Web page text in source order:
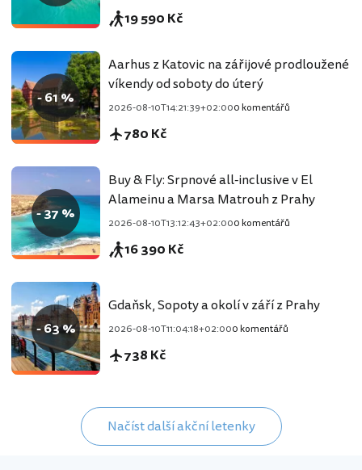
19 590 Kč
- 61 %
Aarhus z Katovic na zářijové prodloužené
víkendy od soboty do úterý
2026-08-10T14:21:39+02:000 komentářů
780 Kč
- 37 %
Buy & Fly: Srpnové all-inclusive v El
Alameinu a Marsa Matrouh z Prahy
2026-08-10T13:12:43+02:000 komentářů
16 390 Kč
- 63 %
Gdaňsk, Sopoty a okolí v září z Prahy
2026-08-10T11:04:18+02:000 komentářů
738 Kč
Načíst další akční letenky